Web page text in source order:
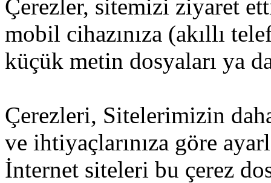
Çerezler, sitemizi ziyaret
mobil cihazınıza (akıllı
küçük metin dosyaları ya
Çerezleri, Sitelerimizin
ve ihtiyaçlarınıza göre
İnternet siteleri bu çerez